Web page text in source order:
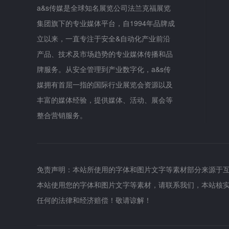
a&s传媒是全球知名展览公司法兰克福展览
集团旗下的专业媒体平台，自1994年品牌成
立以来，一直专注于安全&自动化产业前沿
产品、技术及市场趋势的专业媒体传播和品
牌服务。从安全管理到产业数字化，a&s传
媒拥有首屈一指的国际行业展览会资源以及
丰富的媒体经验，提供媒体、活动、展会等
整合营销服务。
免责声明：本站所使用的字体和图片文字等素材部分来源
本站使用您的字体和图片文字等素材，请联系我们，本站
任何的法律和经济赔偿！敬请谅解！